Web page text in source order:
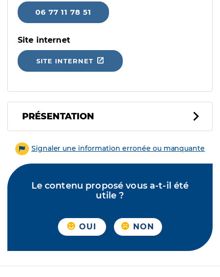
06 77 11 78 51
Site internet
SITE INTERNET
PRÉSENTATION
Signaler une information erronée ou manquante
Le contenu proposé vous a-t-il été
utile ?
OUI NON